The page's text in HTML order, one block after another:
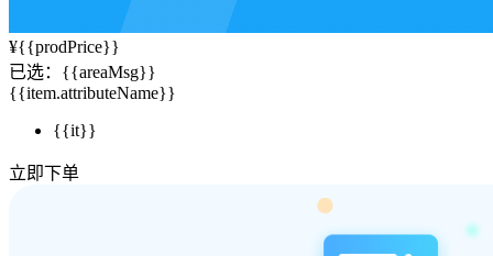
¥{{prodPrice}}
已选： {{areaMsg}}
{{item.attributeName}}
{{it}}
立即下单